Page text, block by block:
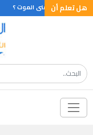
هل تعلم أن
أن أول من تمنى الموت ؟